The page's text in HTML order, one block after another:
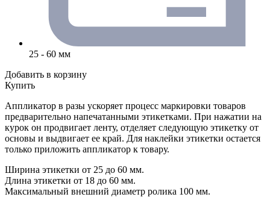
25 - 60 мм
Добавить в корзину
Купить
Аппликатор в разы ускоряет процесс маркировки товаров
предварительно напечатанными этикетками. При нажатии на
курок он продвигает ленту, отделяет следующую этикетку от
основы и выдвигает ее край. Для наклейки этикетки остается
только приложить аппликатор к товару.
Ширина этикетки от 25 до 60 мм.
Длина этикетки от 18 до 60 мм.
Максимальный внешний диаметр ролика 100 мм.